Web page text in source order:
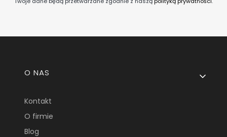
Linki w stopce
O NAS
Kontakt
O firmie
Blog